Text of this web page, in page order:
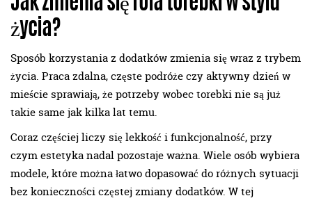
życia?
Sposób korzystania z dodatków zmienia się wraz z trybem
życia. Praca zdalna, częste podróże czy aktywny dzień w
mieście sprawiają, że potrzeby wobec torebki nie są już
takie same jak kilka lat temu.
Coraz częściej liczy się lekkość i funkcjonalność, przy
czym estetyka nadal pozostaje ważna. Wiele osób wybiera
modele, które można łatwo dopasować do różnych sytuacji
bez konieczności częstej zmiany dodatków. W tej